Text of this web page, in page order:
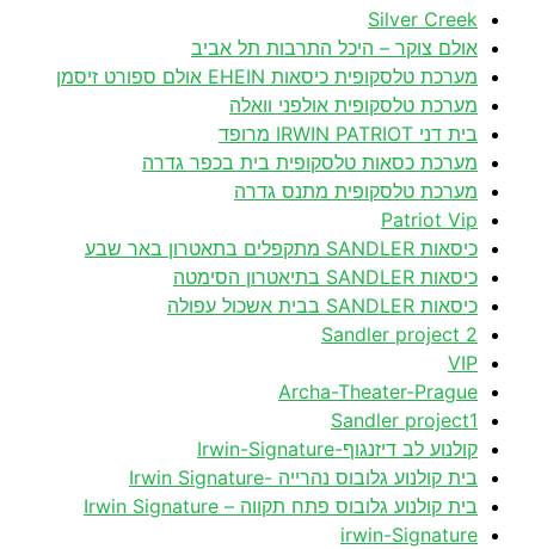
Silver Creek
אולם צוקר – היכל התרבות תל אביב
מערכת טלסקופית כיסאות EHEIN אולם ספורט זיסמן
מערכת טלסקופית אולפני וואלה
בית דני IRWIN PATRIOT מרופד
מערכת כסאות טלסקופית בית בכפר גדרה
מערכת טלסקופית מתנס גדרה
Patriot Vip
כיסאות SANDLER מתקפלים בתאטרון באר שבע
כיסאות SANDLER בתיאטרון הסימטה
כיסאות SANDLER בבית אשכול עפולה
Sandler project 2
VIP
Archa-Theater-Prague
Sandler project1
קולנוע לב דיזנגוף-Irwin-Signature
בית קולנוע גלובוס נהרייה -Irwin Signature
בית קולנוע גלובוס פתח תקווה – Irwin Signature
irwin-Signature